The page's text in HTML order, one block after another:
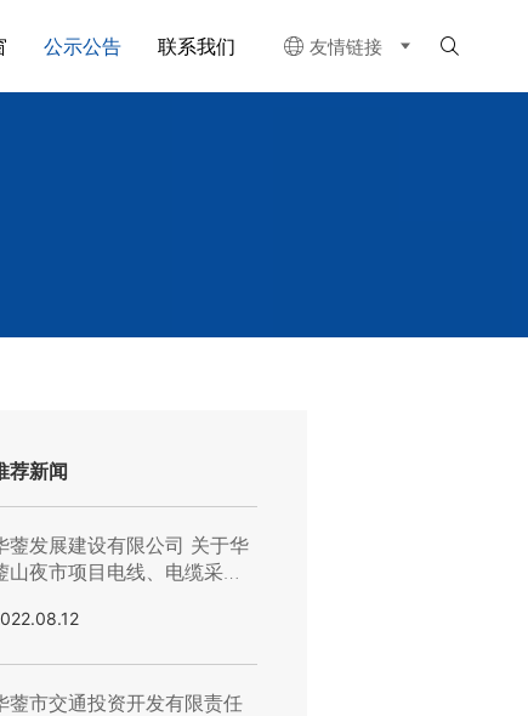
公示公告 联系我们  友情链接 
荐新闻
蓥发展建设有限公司 关于华
山夜市项目电线、电缆采购
蓥市交通投资开发有限责任